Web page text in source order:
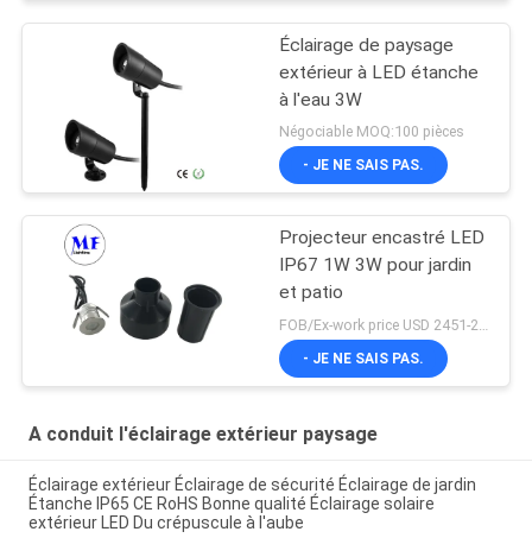
Éclairage de paysage
extérieur à LED étanche
à l'eau 3W
Négociable MOQ:100 pièces
- JE NE SAIS PAS.
Projecteur encastré LED
IP67 1W 3W pour jardin
et patio
FOB/Ex-work price USD 2451-2510 MOQ:MOQ1
- JE NE SAIS PAS.
A conduit l'éclairage extérieur paysage
Éclairage extérieur Éclairage de sécurité Éclairage de jardin
Étanche IP65 CE RoHS Bonne qualité Éclairage solaire
extérieur LED Du crépuscule à l'aube